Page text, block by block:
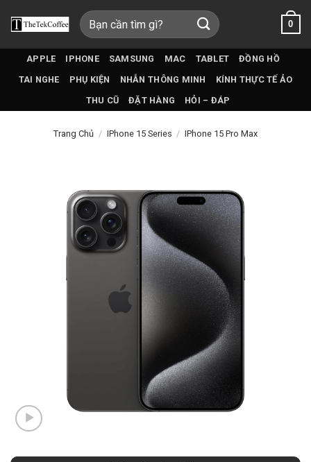
qua
Tìm
kiếm:
0
APPLE IPHONE SAMSUNG MAC TABLET
ĐỒNG HỒ
TAI NGHE
PHỤ KIỆN NHẪN THÔNG MINH
KÍNH THỰC TẾ ẢO
THU CŨ
ĐẶT HÀNG HỎI – ĐÁP
Trang Chủ / IPhone 15 Series / IPhone 15 Pro Max